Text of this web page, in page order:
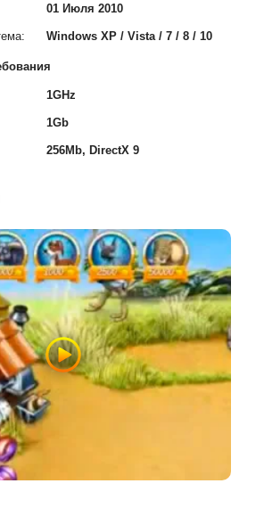
01 Июля 2010
Windows XP / Vista / 7 / 8 / 10
1GHz
1Gb
256Mb, DirectX 9